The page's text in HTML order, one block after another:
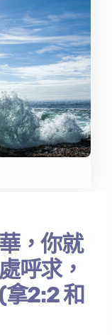
，你就
呼求，
2:2 和